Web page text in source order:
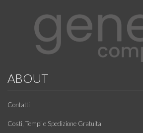
ABOUT
Contatti
Costi, Tempi e Spedizione Gratuita